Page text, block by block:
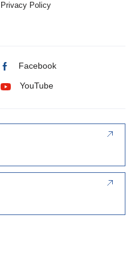
Privacy Policy
Facebook
YouTube